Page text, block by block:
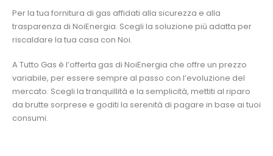
Per la tua fornitura di gas affidati alla sicurezza e alla
trasparenza di NoiEnergia. Scegli la soluzione più adatta per
riscaldare la tua casa con Noi.
A Tutto Gas è l’offerta gas di NoiEnergia che offre un prezzo
variabile, per essere sempre al passo con l’evoluzione del
mercato. Scegli la tranquillità e la semplicità, mettiti al riparo
da brutte sorprese e goditi la serenità di pagare in base ai tuoi
consumi.